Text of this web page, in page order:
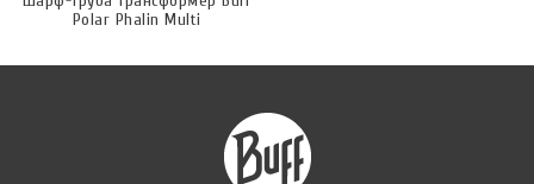
Polar Phalin Multi